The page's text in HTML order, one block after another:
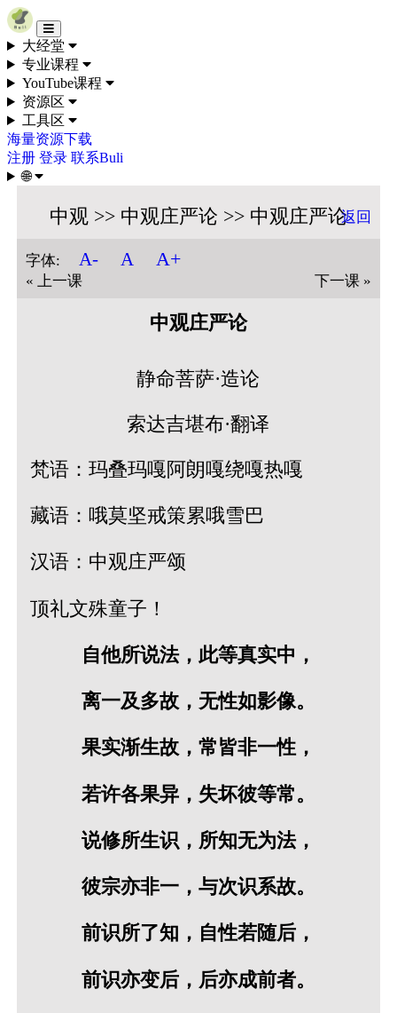
Skip to content
大经堂
专业课程
YouTube课程
资源区
工具区
海量资源下载
注册 登录 联系Buli
🌐
中观 >> 中观庄严论 >> 中观庄严论返回
字体: A- A A+
« 上一课 下一课 »
中观庄严论
静命菩萨·造论
索达吉堪布·翻译
梵语：玛叠玛嘎阿朗嘎绕嘎热嘎
藏语：哦莫坚戒策累哦雪巴
汉语：中观庄严颂
顶礼文殊童子！
自他所说法，此等真实中，
离一及多故，无性如影像。
果实渐生故，常皆非一性，
若许各果异，失坏彼等常。
说修所生识，所知无为法，
彼宗亦非一，与次识系故。
前识所了知，自性若随后，
前识亦变后，后亦成前者。